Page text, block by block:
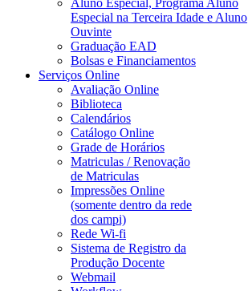
Aluno Especial, Programa Aluno
Especial na Terceira Idade e Aluno
Ouvinte
Graduação EAD
Bolsas e Financiamentos
Serviços Online
Avaliação Online
Biblioteca
Calendários
Catálogo Online
Grade de Horários
Matriculas / Renovação
de Matriculas
Impressões Online
(somente dentro da rede
dos campi)
Rede Wi-fi
Sistema de Registro da
Produção Docente
Webmail